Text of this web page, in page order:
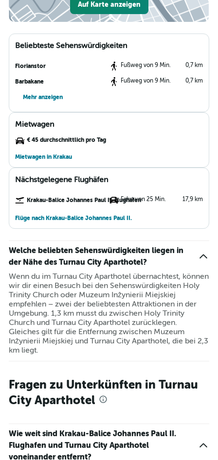
Auf Karte anzeigen
Beliebteste Sehenswürdigkeiten
Florianstor Fußweg von 9 Min. 0,7 km
Barbakane Fußweg von 9 Min. 0,7 km
Mehr anzeigen
Mietwagen
€ 45 durchschnittlich pro Tag
Mietwagen in Krakau
Nächstgelegene Flughäfen
Krakau-Balice Johannes Paul II. FlughafenFahrt von 25 Min. 17,9 km
Flüge nach Krakau-Balice Johannes Paul II.
Welche beliebten Sehenswürdigkeiten liegen in
der Nähe des Turnau City Aparthotel?
Wenn du im Turnau City Aparthotel übernachtest, können
wir dir einen Besuch bei den Sehenswürdigkeiten Holy
Trinity Church oder Muzeum Inżynierii Miejskiej
empfehlen – zwei der beliebtesten Attraktionen in der
Umgebung. 1,3 km musst du zwischen Holy Trinity
Church und Turnau City Aparthotel zurücklegen.
Gleiches gilt für die Entfernung zwischen Muzeum
Inżynierii Miejskiej und Turnau City Aparthotel, die bei 2,3
km liegt.
Fragen zu Unterkünften in Turnau
City Aparthotel
Wie weit sind Krakau-Balice Johannes Paul II.
Flughafen und Turnau City Aparthotel
voneinander entfernt?